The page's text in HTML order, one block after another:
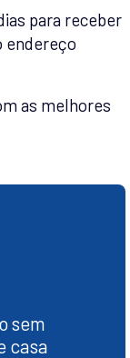
para receber
endereço
as melhores
sem
casa